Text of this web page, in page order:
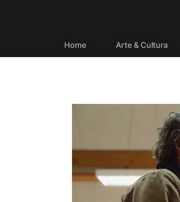
Home Arte & Cultura